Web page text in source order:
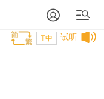
试听
T中